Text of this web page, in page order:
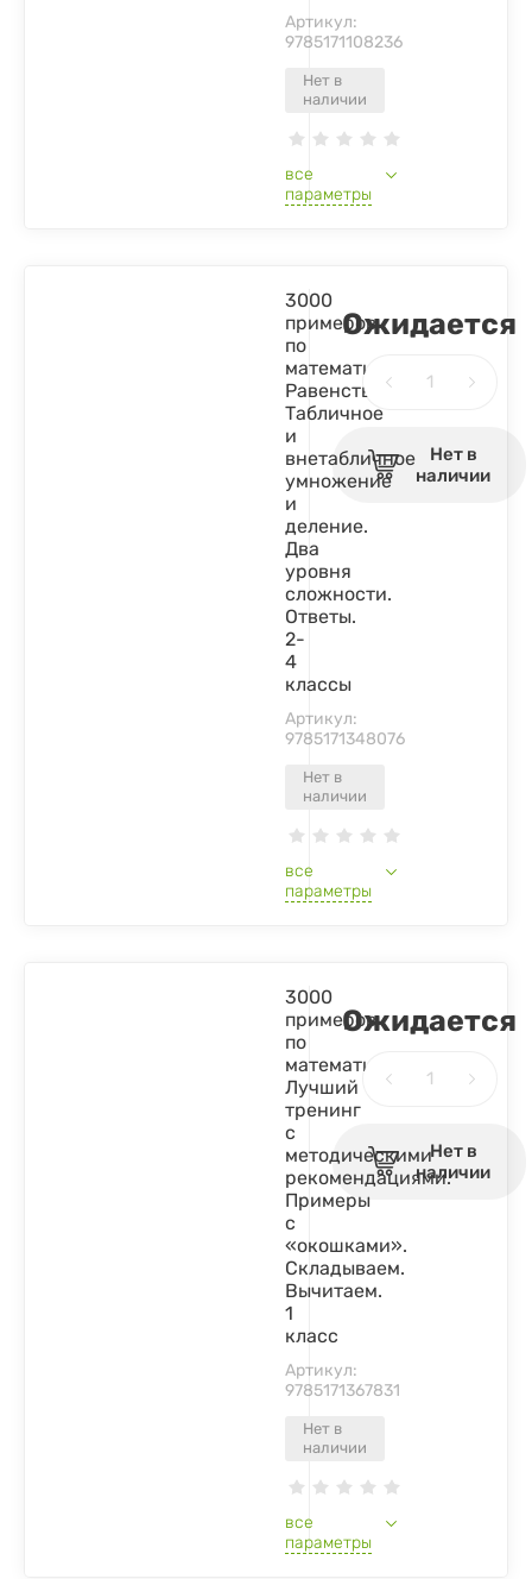
Нет в
наличии
Артикул:
9785171108236
все
параметры
Нет в
наличии
3000
примеров
по
математике.
Равенства.
Табличное
и
внетабличное
умножение
и
деление.
Два
уровня
сложности.
Ответы.
2-
4
классы
Артикул:
9785171348076
все
параметры
Ожидается
Нет в
наличии
Нет в
наличии
3000
примеров
по
математике.
Лучший
тренинг
с
методическими
рекомендациями.
Примеры
с
«окошками».
Складываем.
Вычитаем.
1
класс
Артикул:
9785171367831
все
параметры
Ожидается
Нет в
наличии